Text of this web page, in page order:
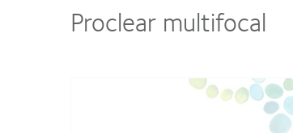
Proclear multifocal